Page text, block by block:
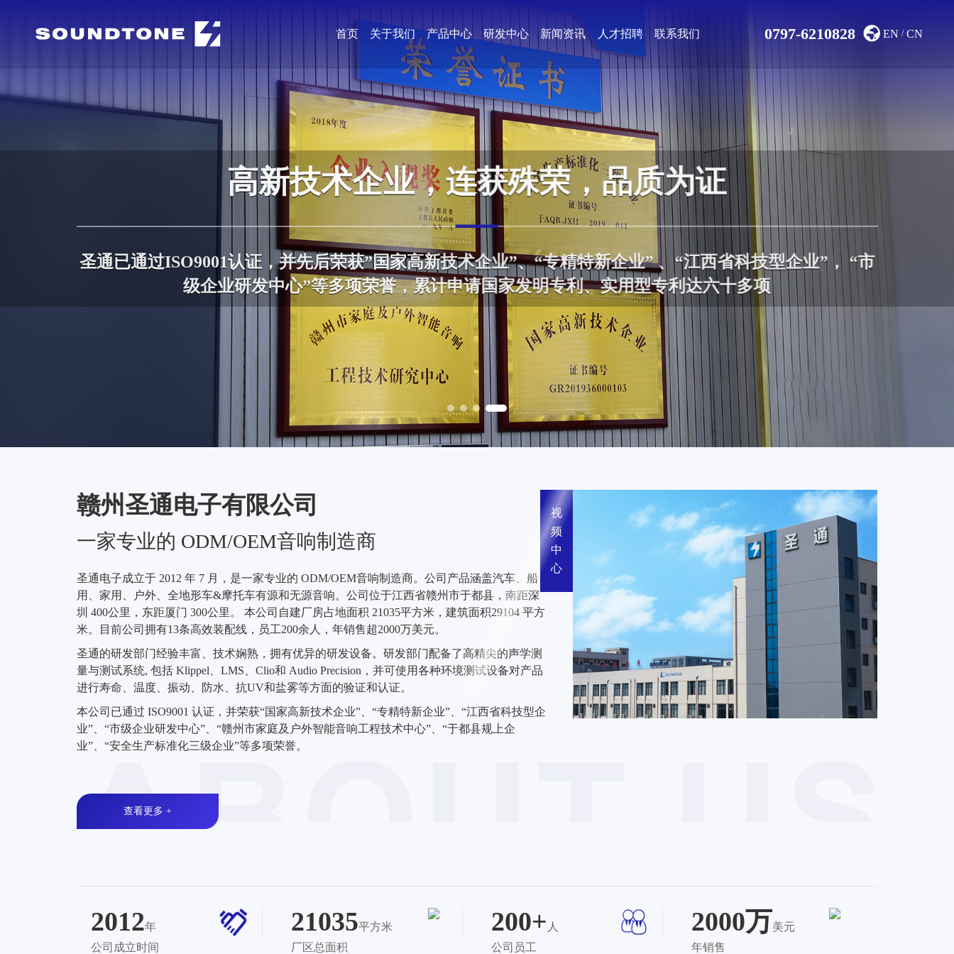
首页 关于我们 产品中心 研发中心 新闻资讯 人才招聘 联系我们 0797-6210828 EN / CN
高新技术企业，连获殊荣，品质为证
圣通已通过ISO9001认证，并先后荣获”国家高新技术企业”、“专精特新企业” 、“江西省科技型企业”， “市
级企业研发中心”等多项荣誉，累计申请国家发明专利、实用型专利达六十多项
赣州圣通电子有限公司
一家专业的 ODM/OEM音响制造商
圣通电子成立于 2012 年 7 月，是一家专业的 ODM/OEM音响制造商。公司产品涵盖汽车、船
用、家用、户外、全地形车&摩托车有源和无源音响。公司位于江西省赣州市于都县，南距深
圳 400公里，东距厦门 300公里。 本公司自建厂房占地面积 21035平方米，建筑面积29104 平方
米。目前公司拥有13条高效装配线，员工200余人，年销售超2000万美元。
圣通的研发部门经验丰富、技术娴熟，拥有优异的研发设备。研发部门配备了高精尖的声学测
量与测试系统, 包括 Klippel、LMS、Clio和 Audio Precision，并可使用各种环境测试设备对产品
进行寿命、温度、振动、防水、抗UV和盐雾等方面的验证和认证。
本公司已通过 ISO9001 认证，并荣获“国家高新技术企业”、“专精特新企业”、“江西省科技型企
业”、“市级企业研发中心”、“赣州市家庭及户外智能音响工程技术中心”、“于都县规上企
业”、“安全生产标准化三级企业”等多项荣誉。
查看更多 +
视
频
中
心
2012年
公司成立时间
21035平方米
厂区总面积
200+ 人
公司员工
2000万美元
年销售